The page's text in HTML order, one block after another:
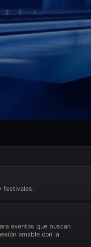
festivales.
eventos que buscan
amable con la